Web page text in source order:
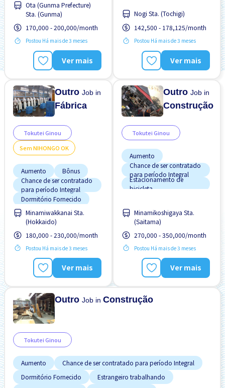
Promoção
Sem experiência OK
Turno FDS
Ota (Gunma Prefecture)
Sta. (Gunma)
170,000 - 200,000/month
Postou Há mais de 3 meses
Ver mais
Preferência por Visto de
Estudante
Sem experiência OK
Turno FDS
Nogi Sta. (Tochigi)
142,500 - 178,125/month
Postou Há mais de 3 meses
Ver mais
OutroJob in
Fábrica
Tokutei Ginou
Sem NIHONGO OK
Aumento
Bônus
Chance de ser contratado
para período Integral
Dormitório Fornecido
Dormitório parcialmente
coberto
Estação próxima
Estacionamento de
bicicleta
Estrangeiro trabalhando
Minamiwakkanai Sta.
(Hokkaido)
180,000 - 230,000/month
Postou Há mais de 3 meses
Ver mais
OutroJob in
Construção
Tokutei Ginou
Aumento
Chance de ser contratado
para período Integral
Estacionamento de
bicicleta
Alto
Promoção
Relocação de suporte
Transporte pago
Minamikoshigaya Sta.
(Saitama)
270,000 - 350,000/month
Postou Há mais de 3 meses
Ver mais
OutroJob inConstrução
Tokutei Ginou
Aumento
Chance de ser contratado para período Integral
Dormitório Fornecido
Estrangeiro trabalhando